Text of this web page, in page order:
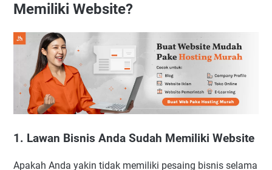
Memiliki Website?
1. Lawan Bisnis Anda Sudah Memiliki Website
Apakah Anda yakin tidak memiliki pesaing bisnis selama